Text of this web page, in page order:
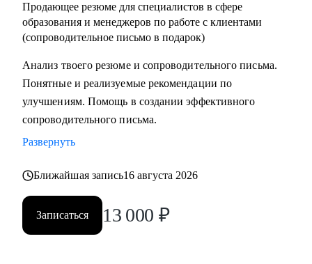
• Наняла и адаптировала 100+ сотрудников.
• Карьерное консультирование, рекомендации по
составлению резюме, подготовка к интервью и помощь в
старте/продвижении в карьере в образовании и смежных
областях.
• Менторство для Senior-менеджеров.
• Сформулировать карьерную цель и разработать план для
ее достижения.
Кому могу помочь:
Продающее резюме для специалистов в сфере
образования и менеджеров по работе с клиентами
(сопроводительное письмо в подарок)
Анализ твоего резюме и сопроводительного письма.
Понятные и реализуемые рекомендации по
улучшениям. Помощь в создании эффективного
сопроводительного письма.
Развернуть
Ближайшая запись16 августа 2026
Записаться 13 000 ₽